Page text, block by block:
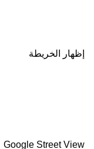
إظهار الخريطة
Google Street View